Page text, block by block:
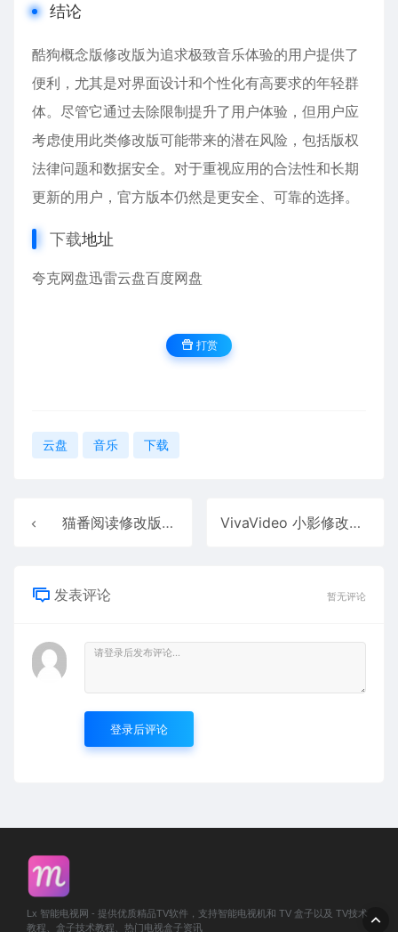
结论
酷狗概念版修改版为追求极致音乐体验的用户提供了
便利，尤其是对界面设计和个性化有高要求的年轻群
体。尽管它通过去除限制提升了用户体验，但用户应
考虑使用此类修改版可能带来的潜在风险，包括版权
法律问题和数据安全。对于重视应用的合法性和长期
更新的用户，官方版本仍然是更安全、可靠的选择。
下载地址
夸克网盘迅雷云盘百度网盘
打赏
云盘 音乐 下载
猫番阅读修改版1.6.4 VivaVideo 小影修改版9.28.0
发表评论 暂无评论
登录后评论
Lx 智能电视网 - 提供优质精品TV软件，支持智能电视机和 TV 盒子以及 TV技术
教程、盒子技术教程、热门电视盒子资讯